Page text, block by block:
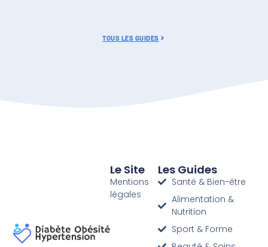
TOUS LES GUIDES
Le Site
Mentions
légales
Les Guides
Santé & Bien-être
Alimentation &
Nutrition
Sport & Forme